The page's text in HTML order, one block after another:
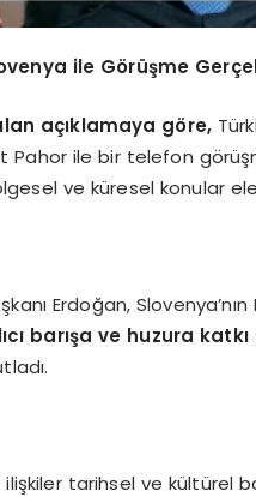
ile Görüşme
açıklamaya göre,
Pahor ile bir telefon
ve küresel konular ele
Erdoğan,
barışa ve huzura
ilişkiler tarihsel ve kültürel